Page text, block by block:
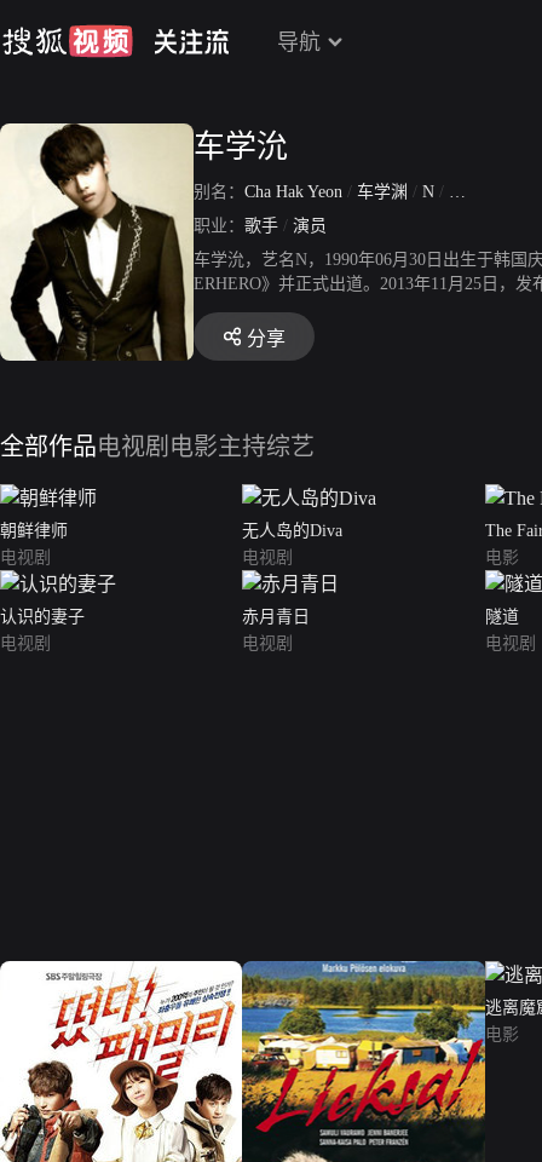
导航
车学沇
别名： Cha Hak Yeon / 车学渊 / N / 车学沿
职业： 歌手 / 演员
车学沇，艺名N，1990年06月30日出生于韩
ERHERO》并正式出道。2013年11月25日，
出道。2015年2月24日，发布首张特别单曲专
16CONCEPTION”年度音乐企划，并发表《
同组合成员李弘彬主演网络剧《他们的
分享
全部作品电视剧 电影主持综艺
朝鲜律师
电视剧
无人岛的Diva
电视剧
The
电影
认识的妻子
电视剧
赤月青日
电视剧
隧道
电视剧
逃离魔
电影